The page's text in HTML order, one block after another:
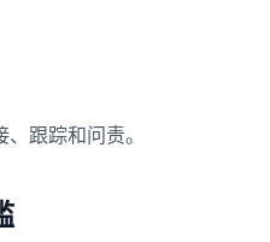
跟踪和问责。